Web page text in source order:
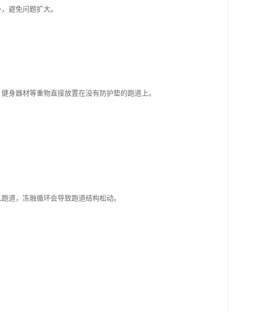
避免问题扩大。
身器材等重物直接放置在没有防护垫的跑道上。
道，冻融循环会导致跑道结构松动。